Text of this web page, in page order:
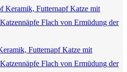
Futternapf Katze mit
Flach von Ermüdung der